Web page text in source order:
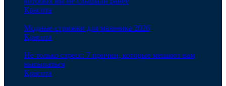
Красота
Модные стрижки для мальчика 2026
Красота
Не только стресс: 7 причин, которые мешают вам
высыпаться
Красота